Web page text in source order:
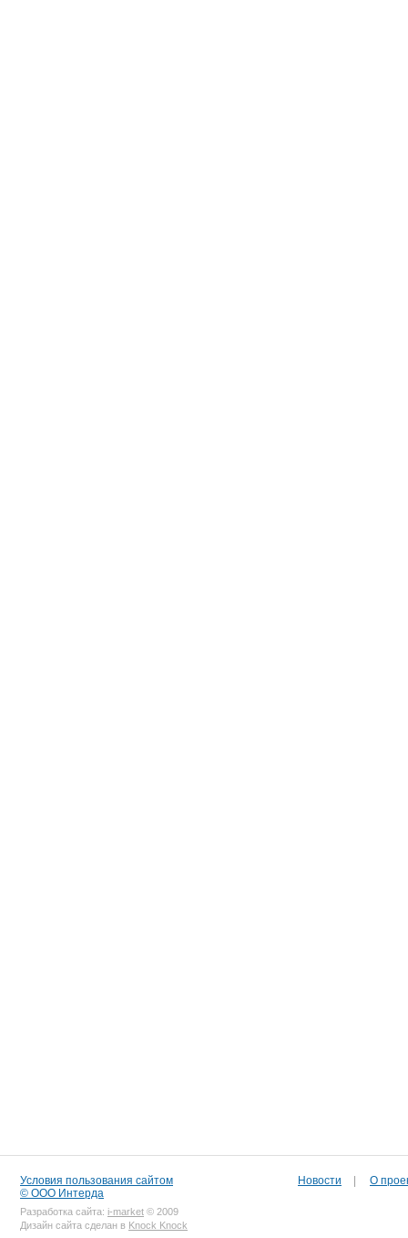
Условия пользования сайтом
© ООО Интерда
Разработка сайта: i-market © 2009
Дизайн сайта сделан в Knock Knock
Новости О